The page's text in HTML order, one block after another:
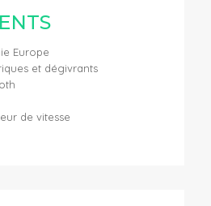
Europe
et dégivrants
de vitesse